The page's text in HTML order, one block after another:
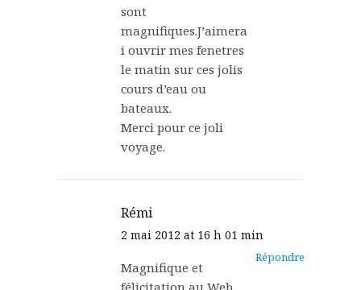
sont
magnifiques.J’aimera
i ouvrir mes fenetres
le matin sur ces jolis
cours d’eau ou
bateaux.
Merci pour ce joli
voyage.
Rémi
2 mai 2012 at 16 h 01 min
Répondre
Magnifique et
félicitation au Web